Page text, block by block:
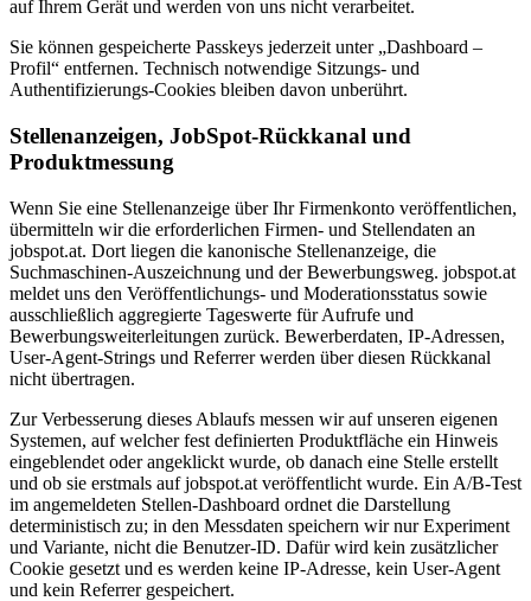
auf Ihrem Gerät und werden von uns nicht verarbeitet.
Sie können gespeicherte Passkeys jederzeit unter „Dashboard –
Profil“ entfernen. Technisch notwendige Sitzungs- und
Authentifizierungs-Cookies bleiben davon unberührt.
Stellenanzeigen, JobSpot-Rückkanal und
Produktmessung
Wenn Sie eine Stellenanzeige über Ihr Firmenkonto veröffentlichen,
übermitteln wir die erforderlichen Firmen- und Stellendaten an
jobspot.at. Dort liegen die kanonische Stellenanzeige, die
Suchmaschinen-Auszeichnung und der Bewerbungsweg. jobspot.at
meldet uns den Veröffentlichungs- und Moderationsstatus sowie
ausschließlich aggregierte Tageswerte für Aufrufe und
Bewerbungsweiterleitungen zurück. Bewerberdaten, IP-Adressen,
User-Agent-Strings und Referrer werden über diesen Rückkanal
nicht übertragen.
Zur Verbesserung dieses Ablaufs messen wir auf unseren eigenen
Systemen, auf welcher fest definierten Produktfläche ein Hinweis
eingeblendet oder angeklickt wurde, ob danach eine Stelle erstellt
und ob sie erstmals auf jobspot.at veröffentlicht wurde. Ein A/B-Test
im angemeldeten Stellen-Dashboard ordnet die Darstellung
deterministisch zu; in den Messdaten speichern wir nur Experiment
und Variante, nicht die Benutzer-ID. Dafür wird kein zusätzlicher
Cookie gesetzt und es werden keine IP-Adresse, kein User-Agent
und kein Referrer gespeichert.